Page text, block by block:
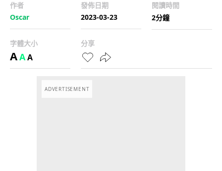
作者
Oscar
發佈日期
2023-03-23
閱讀時間
2分鐘
字體大小
AAA
分享
ADVERTISEMENT